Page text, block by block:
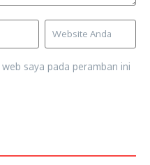
saya pada peramban ini